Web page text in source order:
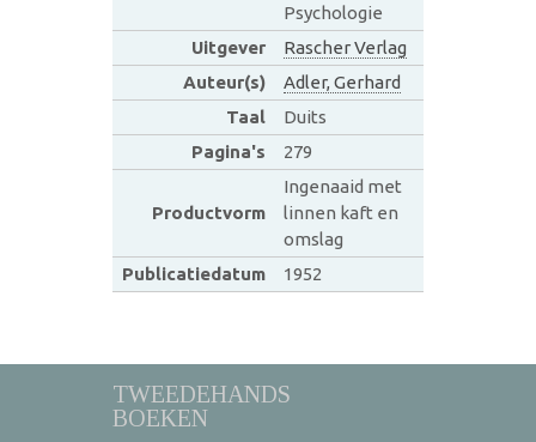
Psychologie
Uitgever
Rascher Verlag
Auteur(s)
Adler, Gerhard
Taal
Duits
Pagina's
279
Productvorm
Ingenaaid met
linnen kaft en
omslag
Publicatiedatum
1952
TWEEDEHANDS
BOEKEN